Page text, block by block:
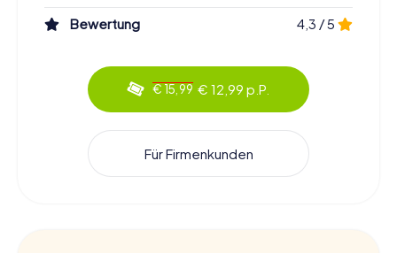
Bewertung
4,3 / 5
€ 15,99 € 12,99 p.P.
Für Firmenkunden